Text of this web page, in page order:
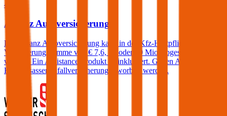
4,3
Allianz Autoversicherung
Die Allianz Autoversicherung kann in der Kfz-Haftpflicht mit einer
Versicherungssumme von € 7,6, 15 oder 30 Mio. abgeschlossen
werden. Ein Assistance-Produkt ist inkludiert. Gegen Aufpreis eine
KFZ-Insassenunfallversicherung erworben werden.